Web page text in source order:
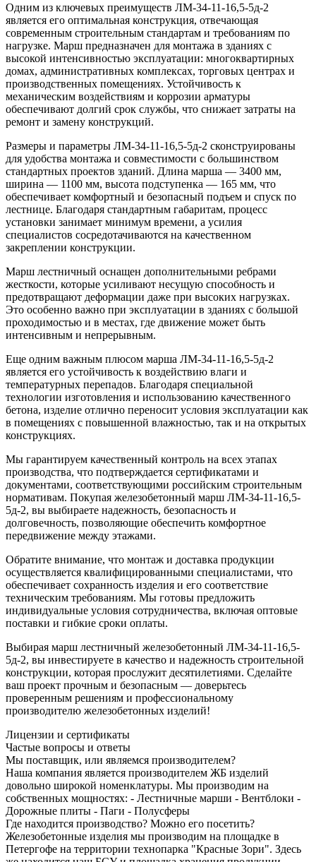
Одним из ключевых преимуществ ЛМ-34-11-16,5-5д-2
является его оптимальная конструкция, отвечающая
современным строительным стандартам и требованиям по
нагрузке. Марш предназначен для монтажа в зданиях с
высокой интенсивностью эксплуатации: многоквартирных
домах, административных комплексах, торговых центрах и
производственных помещениях. Устойчивость к
механическим воздействиям и коррозии арматуры
обеспечивают долгий срок службы, что снижает затраты на
ремонт и замену конструкций.
Размеры и параметры ЛМ-34-11-16,5-5д-2 сконструированы
для удобства монтажа и совместимости с большинством
стандартных проектов зданий. Длина марша — 3400 мм,
ширина — 1100 мм, высота подступенка — 165 мм, что
обеспечивает комфортный и безопасный подъем и спуск по
лестнице. Благодаря стандартным габаритам, процесс
установки занимает минимум времени, а усилия
специалистов сосредотачиваются на качественном
закреплении конструкции.
Марш лестничный оснащен дополнительными ребрами
жесткости, которые усиливают несущую способность и
предотвращают деформации даже при высоких нагрузках.
Это особенно важно при эксплуатации в зданиях с большой
проходимостью и в местах, где движение может быть
интенсивным и непрерывным.
Еще одним важным плюсом марша ЛМ-34-11-16,5-5д-2
является его устойчивость к воздействию влаги и
температурных перепадов. Благодаря специальной
технологии изготовления и использованию качественного
бетона, изделие отлично переносит условия эксплуатации как
в помещениях с повышенной влажностью, так и на открытых
конструкциях.
Мы гарантируем качественный контроль на всех этапах
производства, что подтверждается сертификатами и
документами, соответствующими российским строительным
нормативам. Покупая железобетонный марш ЛМ-34-11-16,5-
5д-2, вы выбираете надежность, безопасность и
долговечность, позволяющие обеспечить комфортное
передвижение между этажами.
Обратите внимание, что монтаж и доставка продукции
осуществляется квалифицированными специалистами, что
обеспечивает сохранность изделия и его соответствие
техническим требованиям. Мы готовы предложить
индивидуальные условия сотрудничества, включая оптовые
поставки и гибкие сроки оплаты.
Выбирая марш лестничный железобетонный ЛМ-34-11-16,5-
5д-2, вы инвестируете в качество и надежность строительной
конструкции, которая прослужит десятилетиями. Сделайте
ваш проект прочным и безопасным — доверьтесь
проверенным решениям и профессиональному
производителю железобетонных изделий!
Лицензии и сертификаты
Частые вопросы и ответы
Мы поставщик, или являемся производителем?
Наша компания является производителем ЖБ изделий
довольно широкой номенклатуры. Мы производим на
собственных мощностях: - Лестничные марши - Вентблоки -
Дорожные плиты - Паги - Полусферы
Где находится производство? Можно его посетить?
Железобетонные изделия мы производим на площадке в
Петергофе на территории технопарка "Красные Зори". Здесь